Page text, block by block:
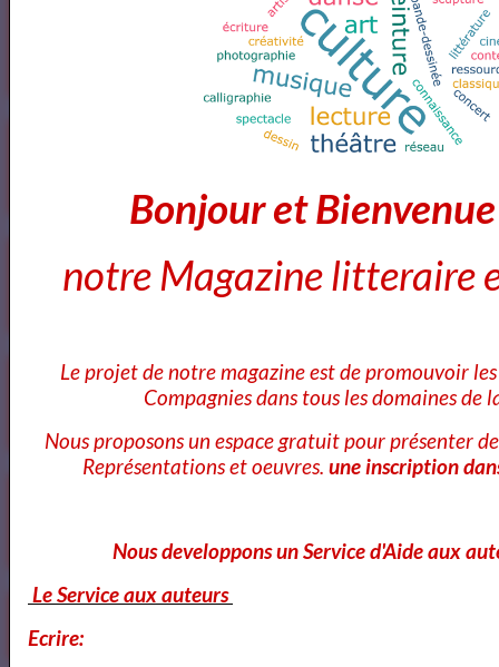
vous y decouvrirez plus de commentaires plus de nouveautés
plus d'articles
Agenda Culturel Bordeaux
Agenda Culturel Agend'arts (Lyon)
Aucun évènement à afficher, Annoncer un évènement.
Bonjour et
notre Magazine litteraire
Le projet de notre magazine est de promouvoir
Compagnies dans tous les domaines de
Nous proposons un espace gratuit pour présenter
Représentations et oeuvres. une inscription
Nous developpons un Service d'Aide aux
Le Service aux auteurs
Ecrire: